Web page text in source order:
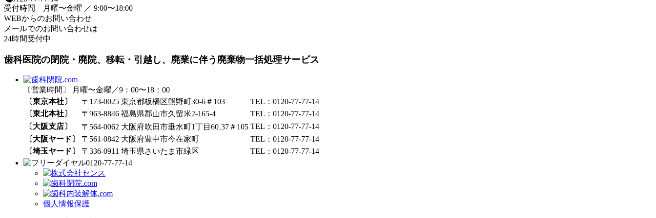
受付時間 月曜〜金曜 ／ 9:00〜18:00
WEBからのお問い合わせ
メールでのお問い合わせは
24時間受付中
歯科医院の閉院・廃院、移転・引越し、廃業に伴う廃棄物一括処理サービス
〔営業時間〕 月曜〜金曜／9：00〜18：00
〔東京本社〕
〒173-0025 東京都板橋区熊野町30-6＃103
TEL：0120-77-77-14
〔東北本社〕
〒963-8846 福島県郡山市久留米2-165-4
TEL：0120-77-77-14
〔大阪支店〕
〒564-0062 大阪府吹田市垂水町1丁目60₋37＃105 TEL：0120-77-77-14
〔大阪ヤード〕
〒561-0842 大阪府豊中市今在家町
TEL：0120-77-77-14
〔埼玉ヤード〕
〒336-0911 埼玉県さいたま市緑区
TEL：0120-77-77-14
0120-77-77-14
個人情報保護